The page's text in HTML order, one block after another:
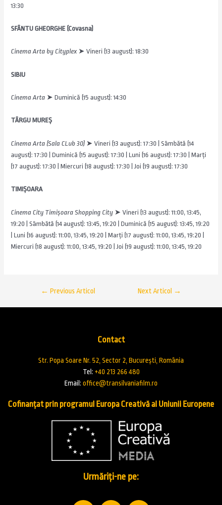
13:30
SFÂNTU GHEORGHE (Covasna)
Cinema Arta by Cityplex ➤ Vineri (13 august): 18:30
SIBIU
Cinema Arta ➤ Duminică (15 august): 14:30
TÂRGU MUREȘ
Cinema Arta (Sala CLub 30) ➤ Vineri (13 august): 17:30 | Sâmbătă (14
august): 17:30 | Duminică (15 august): 17:30 | Luni (16 august): 17:30 | Marți
(17 august): 17:30 | Miercuri (18 august): 17:30 | Joi (19 august): 17:30
TIMIȘOARA
Cinema City Timișoara Shopping City ➤ Vineri (13 august): 11:00, 13:45,
19:20 | Sâmbătă (14 august): 13:45, 19:20 | Duminică (15 august): 13:45, 19:20
| Luni (16 august): 11:00, 13:45, 19:20 | Marți (17 august): 11:00, 13:45, 19:20 |
Miercuri (18 august): 11:00, 13:45, 19:20 | Joi (19 august): 11:00, 13:45, 19:20
← Previous Articol Next Articol →
Contact
Str. Popa Soare Nr. 52, Sector 2, București, România
Tel: +40 213 266 480
Email: office@transilvaniafilm.ro
Cofinanțat prin programul Europa Creativă al Uniunii Europene
Urmăriți-ne pe: